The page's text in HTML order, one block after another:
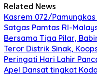
Related News
Kasrem 072/Pamungkas
Satgas Pamtas RI-
Bersama Tiga Pilar,
Teror Distrik Sinak,
Peringati Hari Lahir
Apel Dansat tingkat